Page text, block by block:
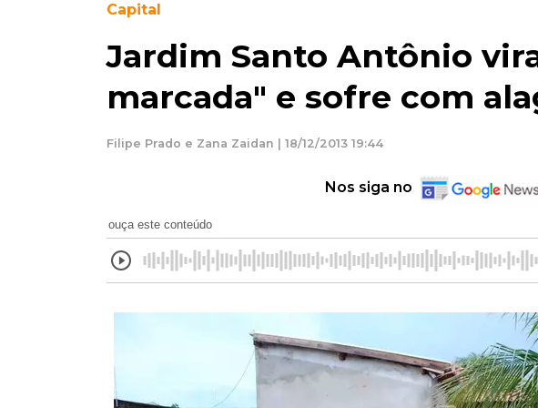
Capital
Jardim Santo Antônio
marcada" e sofre com
Filipe Prado e Zana Zaidan | 18/12/2013 19:44
Nos siga no
ouça este conteúdo